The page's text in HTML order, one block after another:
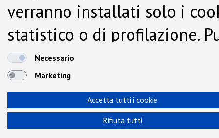
verranno installati solo i
statistico o di profilazione.
dalla Cookie Policy.
Necessario
Marketing
Accetta tutti i cookie
Rifiuta tutti